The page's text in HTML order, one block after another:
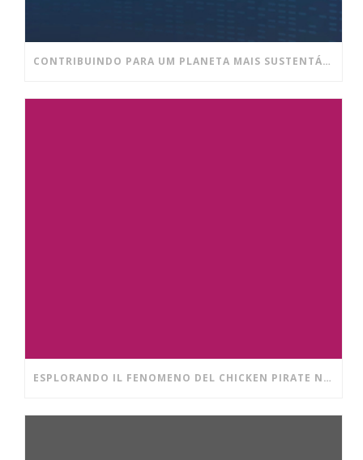
CONTRIBUINDO PARA UM PLANETA MAIS SUSTENTÁVEL E UM AMBIENTE DE TRABALHO MAIS SAUDÁVEL!
ESPLORANDO IL FENOMENO DEL CHICKEN PIRATE NEI CASINÒ DIGITALI MODERNI